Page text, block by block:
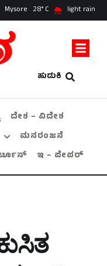
Mysore 28 light rain
ಹುಡುಕಿ
ದೇಶ – ವಿದೇಶ
ಮನರಂಜನೆ
ಇ – ಪೇಪರ್